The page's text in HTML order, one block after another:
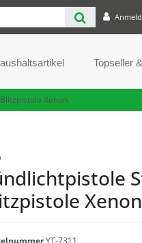
Topseller
Xenon
Xenon
YT-7311